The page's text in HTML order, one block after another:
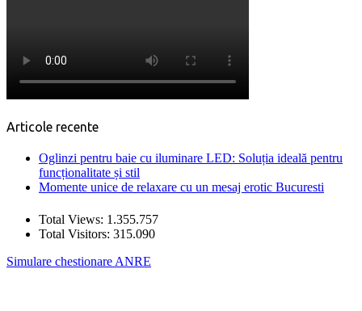
Articole recente
Oglinzi pentru baie cu iluminare LED: Soluția ideală pentru
funcționalitate și stil
Momente unice de relaxare cu un mesaj erotic Bucuresti
Total Views: 1.355.757
Total Visitors: 315.090
Simulare chestionare ANRE